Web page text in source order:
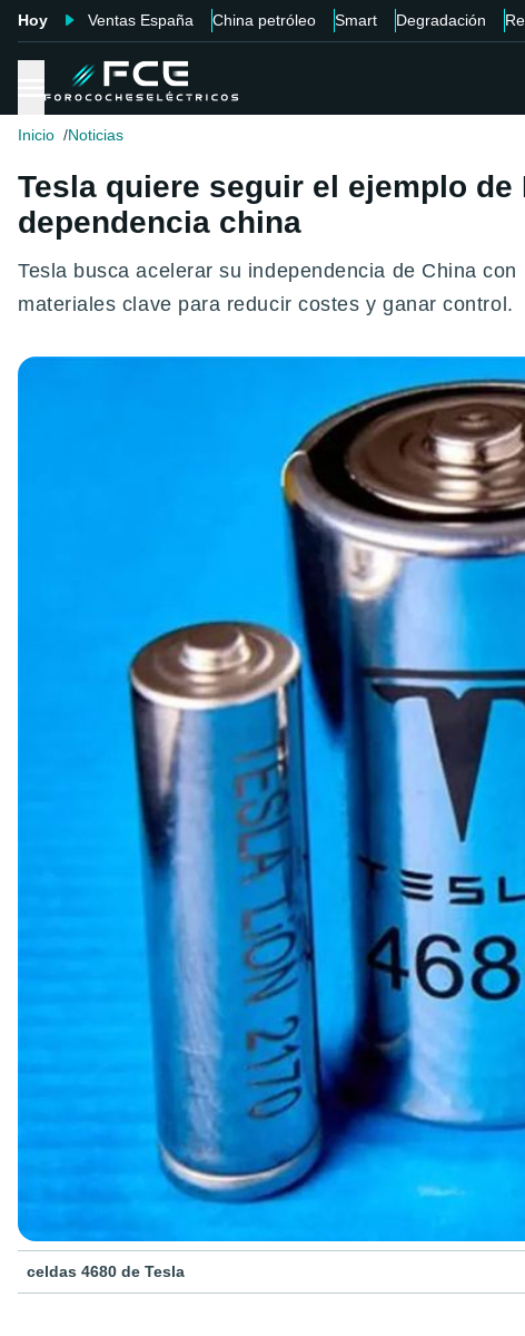
Hoy Ventas España China petróleo Smart Degradación
Inicio Noticias
Tesla quiere seguir el ejemplo
dependencia china
Tesla busca acelerar su independencia de China
materiales clave para reducir costes y ganar control.
celdas 4680 de Tesla